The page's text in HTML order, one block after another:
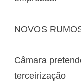
NOVOS
Câmara
terceirização